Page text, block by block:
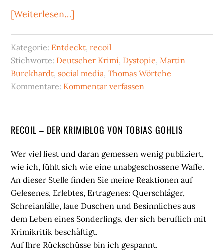
[Weiterlesen…]
Score
Kategorie: Entdeckt,recoil
Stichworte: Deutscher Krimi, Dystopie, Martin
Burckhardt,social media,Thomas Wörtche
Kommentare: Kommentar verfassen
Seitenspalte
RECOIL – DER KRIMIBLOG VON TOBIAS GOHLIS
Wer viel liest und daran gemessen wenig publiziert,
wie ich, fühlt sich wie eine unabgeschossene Waffe.
An dieser Stelle finden Sie meine Reaktionen auf
Gelesenes, Erlebtes, Ertragenes: Querschläger,
Schreianfälle, laue Duschen und Besinnliches aus
dem Leben eines Sonderlings, der sich beruflich mit
Krimikritik beschäftigt.
Auf Ihre Rückschüsse bin ich gespannt.